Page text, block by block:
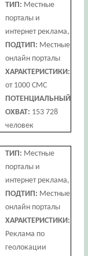
ТИП: Местные
порталы и
интернет реклама,
ПОДТИП: Местные
онлайн порталы
ХАРАКТЕРИСТИКИ:
от 1000 СМС
ПОТЕНЦИАЛЬНЫЙ
ОХВАТ: 153 728
человек
ТИП: Местные
порталы и
интернет реклама,
ПОДТИП: Местные
онлайн порталы
ХАРАКТЕРИСТИКИ:
Реклама по
геолокации